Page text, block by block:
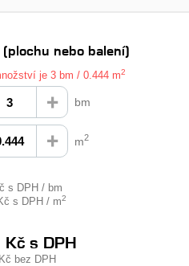
nebo balení)
je 3 bm / 0.444 m2
bm
m2
Kč s DPH
bez DPH
s DPH / bm
s DPH / m2